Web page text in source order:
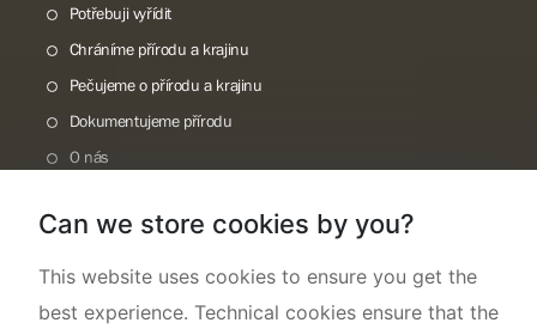
Potřebuji vyřídit
Chráníme přírodu a krajinu
Pečujeme o přírodu a krajinu
Dokumentujeme přírodu
O nás
Can we store cookies by you?
This website uses cookies to ensure you get the
best experience. Technical cookies ensure that the